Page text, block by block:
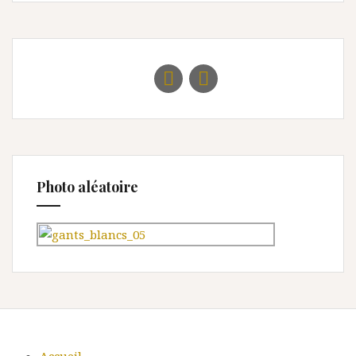
Photo aléatoire